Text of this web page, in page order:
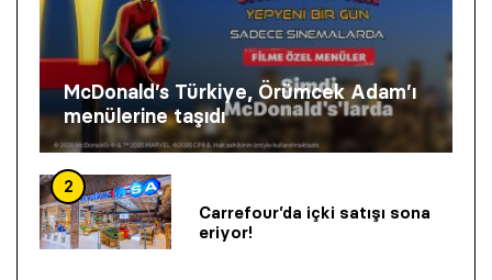
McDonald’s Türkiye, Örümcek Adam’ı
menülerine taşıdı
2
Carrefour’da içki satışı sona
eriyor!